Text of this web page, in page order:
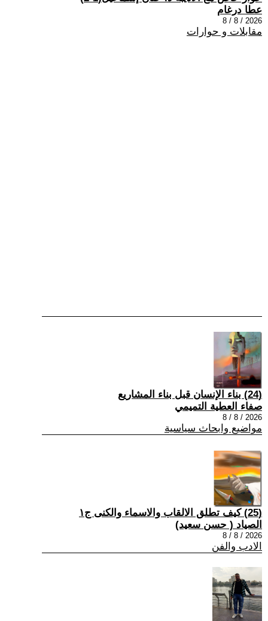
عطا درغام
2026 / 8 / 8
مقابلات و حوارات
(24) بناء الإنسان قبل بناء المشاريع
صفاء العطية التميمي
2026 / 8 / 8
مواضيع وابحاث سياسية
(25) كيف تطلق الالقاب والاسماء والكنى ج١
الصياد ‏( حسن سعيد‏)
2026 / 8 / 8
الادب والفن